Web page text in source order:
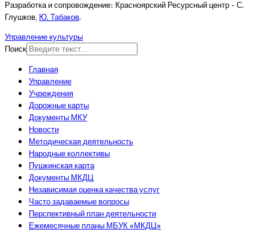
Разработка и сопровождение: Красноярский Ресурсный центр - С.
Глушков, Ю. Табаков.
Управление культуры
Поиск
Главная
Управление
Учреждения
Дорожные карты
Документы МКУ
Новости
Методическая деятельность
Народные коллективы
Пушкинская карта
Документы МКДЦ
Независимая оценка качества услуг
Часто задаваемые вопросы
Перспективный план деятельности
Ежемесячные планы МБУК «МКДЦ»